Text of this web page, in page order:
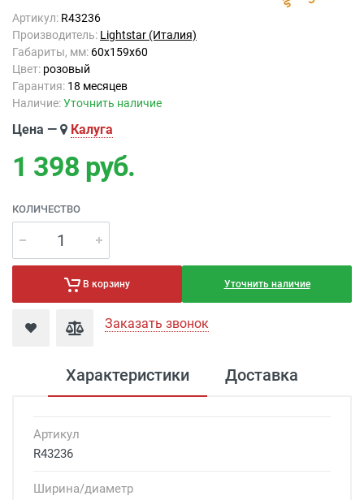
Артикул: R43236
Производитель: Lightstar (Италия)
Габариты, мм: 60x159x60
Цвет: розовый
Гарантия: 18 месяцев
Наличие:Уточнить наличие
Цена — Калуга
1 398 руб.
КОЛИЧЕСТВО
В корзину Уточнить наличие
Заказать звонок
Характеристики Доставка
Артикул
R43236
Ширина/диаметр